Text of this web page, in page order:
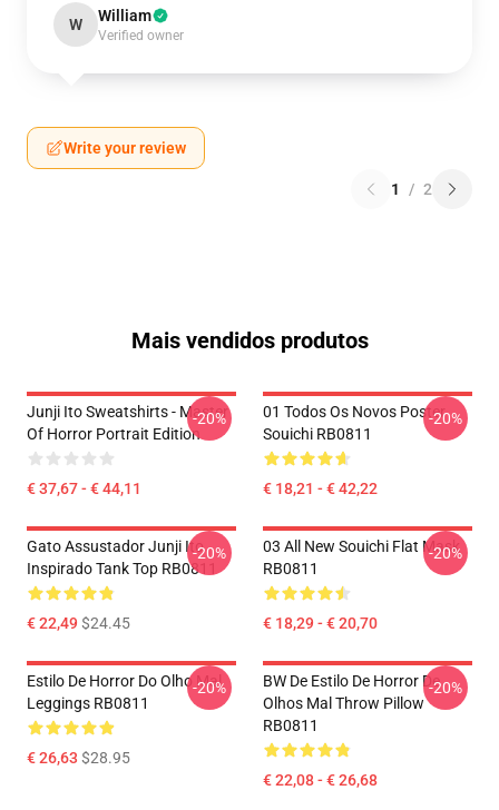
W William
Verified owner
Write your review
1 / 2
Mais vendidos produtos
Junji Ito Sweatshirts - Master
Of Horror Portrait Edition
€ 37,67 - € 44,11
-20%
01 Todos Os Novos Poster
Souichi RB0811
€ 18,21 - € 42,22
-20%
Gato Assustador Junji Ito
Inspirado Tank Top RB0811
€ 22,49$24.45
-20%
03 All New Souichi Flat Mask
RB0811
€ 18,29 - € 20,70
-20%
Estilo De Horror Do Olho Mal
Leggings RB0811
€ 26,63 $28.95
-20%
BW De Estilo De Horror De
Olhos Mal Throw Pillow
RB0811
€ 22,08 - € 26,68
-20%